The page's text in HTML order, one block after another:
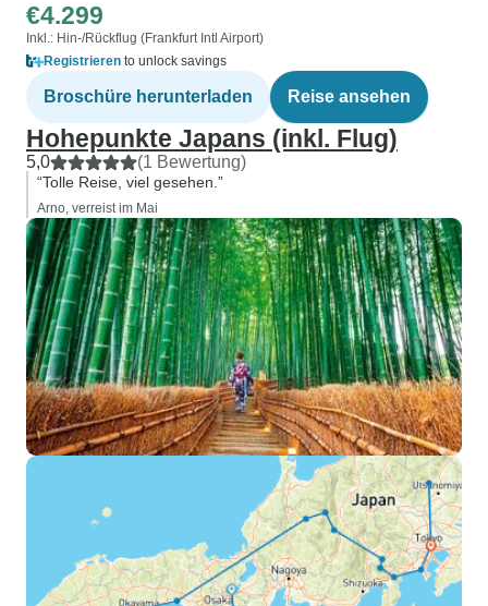
€4.299
Inkl.: Hin-/Rückflug (Frankfurt Intl Airport)
Registrieren to unlock savings
Broschüre herunterladen Reise ansehen
Hohepunkte Japans (inkl. Flug)
5,0 (1 Bewertung)
“Tolle Reise, viel gesehen.”
Arno, verreist im Mai